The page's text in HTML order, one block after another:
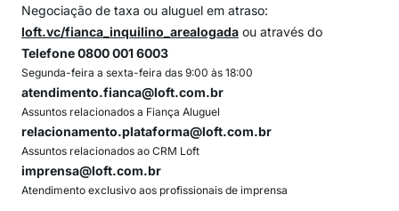
Negociação de taxa ou aluguel em atraso:
loft.vc/fianca_inquilino_arealogada ou através do
Telefone 0800 001 6003
Segunda-feira a sexta-feira das 9:00 às 18:00
atendimento.fianca@loft.com.br
Assuntos relacionados a Fiança Aluguel
relacionamento.plataforma@loft.com.br
Assuntos relacionados ao CRM Loft
imprensa@loft.com.br
Atendimento exclusivo aos profissionais de imprensa